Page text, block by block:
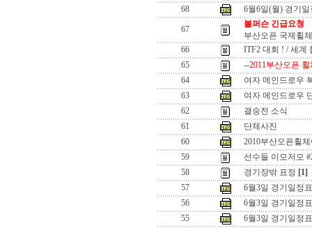
68
6월6일(월) 경기일
67
볼퍼슨 긴급요청
부산오픈 국제휠
66
ITF2 대회 ! / 세계
65
--2011부산오픈
64
여자 메인드로우
63
여자 메인드로우
62
결숭전 소식
61
단체사진
60
2010부산오픈휠
59
선수들 이모저모
58
경기장밖 표정 [1]
57
6월3일 경기일정
56
6월3일 경기일정
55
6월3일 경기일정